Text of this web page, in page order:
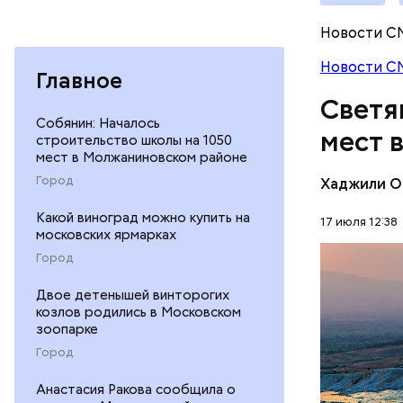
Главное
Собянин: Началось
строительство школы на 1050
мест в Молжаниновском районе
Город
Какой виноград можно купить на
московских ярмарках
Город
Двое детенышей винторогих
козлов родились в Московском
зоопарке
Город
Анастасия Ракова сообщила о
Новости
Новости
мест
Хаджили
17 июля 12:38
сделаны
Подход
всей